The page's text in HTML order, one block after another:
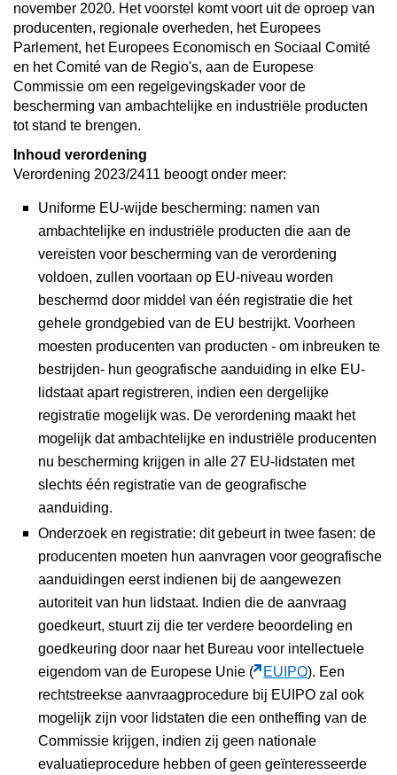
november 2020. Het voorstel komt voort uit de oproep van
producenten, regionale overheden, het Europees
Parlement, het Europees Economisch en Sociaal Comité
en het Comité van de Regio's, aan de Europese
Commissie om een regelgevingskader voor de
bescherming van ambachtelijke en industriële producten
tot stand te brengen.
Inhoud verordening
Verordening 2023/2411 beoogt onder meer:
Uniforme EU-wijde bescherming: namen van
ambachtelijke en industriële producten die aan de
vereisten voor bescherming van de verordening
voldoen, zullen voortaan op EU-niveau worden
beschermd door middel van één registratie die het
gehele grondgebied van de EU bestrijkt. Voorheen
moesten producenten van producten - om inbreuken te
bestrijden- hun geografische aanduiding in elke EU-
lidstaat apart registreren, indien een dergelijke
registratie mogelijk was. De verordening maakt het
mogelijk dat ambachtelijke en industriële producenten
nu bescherming krijgen in alle 27 EU-lidstaten met
slechts één registratie van de geografische
aanduiding.
Onderzoek en registratie: dit gebeurt in twee fasen: de
producenten moeten hun aanvragen voor geografische
aanduidingen eerst indienen bij de aangewezen
autoriteit van hun lidstaat. Indien die de aanvraag
goedkeurt, stuurt zij die ter verdere beoordeling en
goedkeuring door naar het Bureau voor intellectuele
eigendom van de Europese Unie (
EUIPO). Een
rechtstreekse aanvraagprocedure bij EUIPO zal ook
mogelijk zijn voor lidstaten die een ontheffing van de
Commissie krijgen, indien zij geen nationale
evaluatieprocedure hebben of geen geïnteresseerde